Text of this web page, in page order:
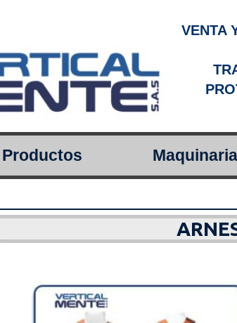
VENTA
Productos Maquinaria